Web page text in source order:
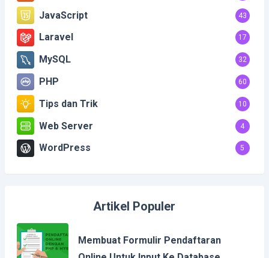
JavaScript 43
Laravel 17
MySQL 32
PHP 60
Tips dan Trik 10
Web Server 4
WordPress 5
Artikel Populer
Membuat Formulir Pendaftaran